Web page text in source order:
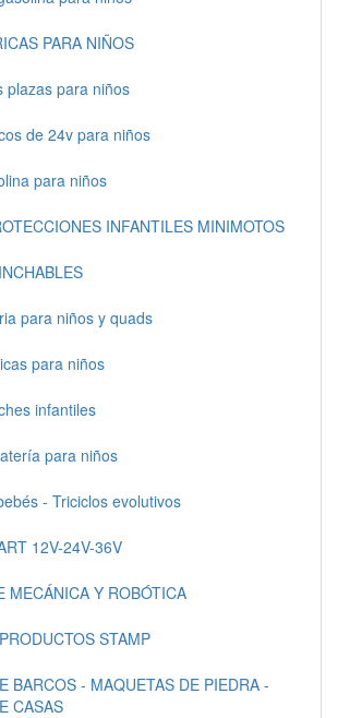
PARA NIÑOS
plazas para niños
de 24v para niños
para niños
INFANTILES MINIMOTOS
para niños y quads
para niños
infantiles
para niños
- Triciclos evolutivos
12V-24V-36V
MECÁNICA Y ROBÓTICA
STAMP
BARCOS - MAQUETAS DE PIEDRA -
CASAS